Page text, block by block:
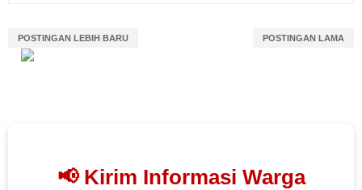
POSTINGAN LEBIH BARU POSTINGAN LAMA
📢 Kirim Informasi Warga